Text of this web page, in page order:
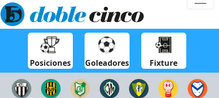
Posiciones Goleadores Fixture